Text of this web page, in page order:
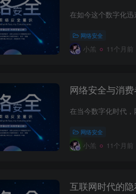
网络安全
小羔 11个月前
网络安全与消
网络安全
小羔 11个月前
互联网时代的